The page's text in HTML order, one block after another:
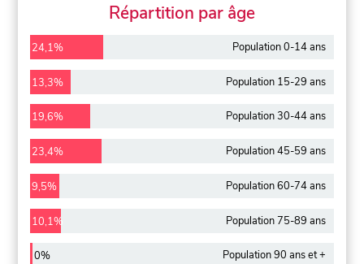
Répartition par âge
24,1% Population 0-14 ans
13,3% Population 15-29 ans
19,6% Population 30-44 ans
23,4% Population 45-59 ans
9,5% Population 60-74 ans
10,1% Population 75-89 ans
0% Population 90 ans et +